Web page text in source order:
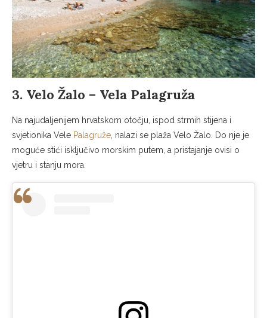
3. Velo Žalo – Vela Palagruža
Na najudaljenijem hrvatskom otočju, ispod strmih stijena i
svjetionika Vele Palagruže, nalazi se plaža Velo Žalo. Do nje je
moguće stići isključivo morskim putem, a pristajanje ovisi o
vjetru i stanju mora.